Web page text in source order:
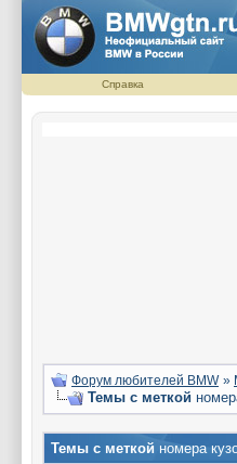
Справка
Форум любителей BMW »
Темы с меткой
Темы с меткой номера